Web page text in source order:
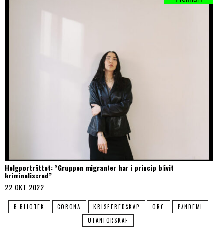
Helgporträttet: “Gruppen migranter har i princip blivit
kriminaliserad”
22 OKT 2022
BIBLIOTEK CORONA KRISBEREDSKAP ORO
PANDEMI
UTANFÖRSKAP